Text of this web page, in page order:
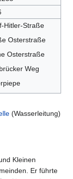
Hitler-Straße
Osterstraße
Osterstraße
Weg
(Wasserleitung)
Kleinen
Er führte